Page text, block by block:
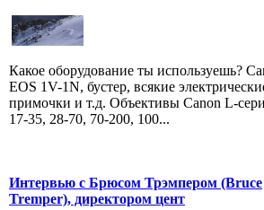
Какое оборудование ты используешь?
EOS 1V-1N, бустер, всякие
примочки и т.д. Объективы Canon L-
17-35, 28-70, 70-200, 100...
Интервью с Брюсом Трэмпером (Bruce
Tremper), директором цент